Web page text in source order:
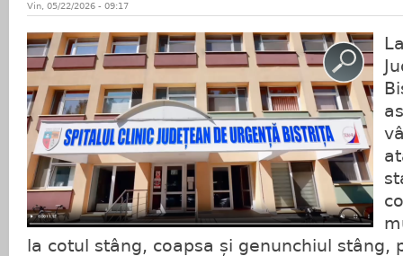
Vin, 05/22/2026 - 09:17
la cotul stâng, coapsa și genunchiul stâng,